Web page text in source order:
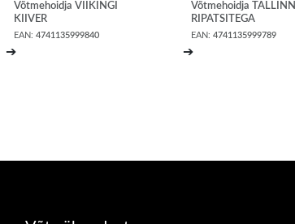
Võtmehoidja VIIKINGI
KIIVER
EAN: 4741135999840
➔
Võtmehoidja TALLINN
RIPATSITEGA
EAN: 4741135999789
➔